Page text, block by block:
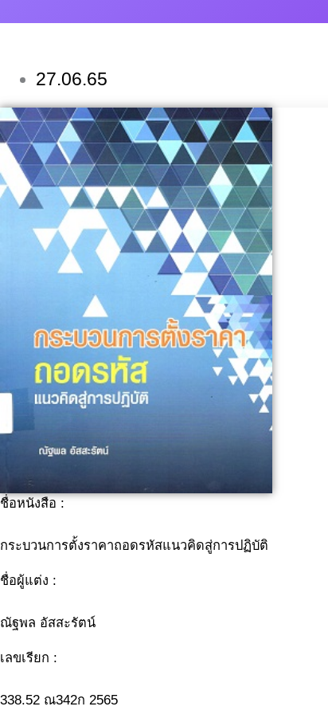
27.06.65
ชื่อหนังสือ :
กระบวนการตั้งราคาถอดรหัสแนวคิดสู่การปฏิบัติ
ชื่อผู้แต่ง :
ณัฐพล อัสสะรัตน์
เลขเรียก :
338.52 ณ342ก 2565